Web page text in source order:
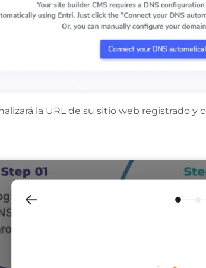
la URL de su sitio web registrado